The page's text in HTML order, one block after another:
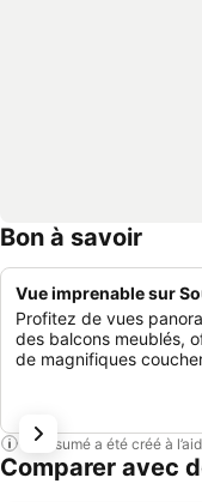
Bon à savoir
Vue imprenable sur
Profitez de vues
des balcons meublés,
de magnifiques
Ce résumé a été créé à
Comparer avec